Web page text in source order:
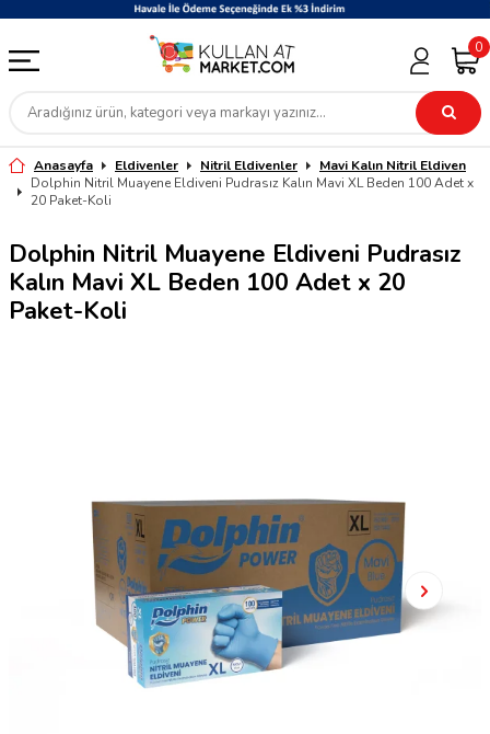
0
Anasayfa Eldivenler Nitril Eldivenler
Mavi Kalın Nitril Eldiven
Dolphin Nitril Muayene Eldiveni Pudrasız Kalın Mavi XL Beden 100 Adet x
20 Paket-Koli
Dolphin Nitril Muayene Eldiveni Pudrasız
Kalın Mavi XL Beden 100 Adet x 20
Paket-Koli